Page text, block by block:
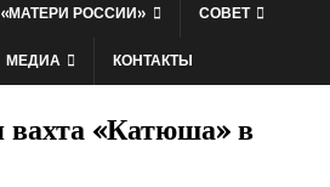
РОССИИ»
СОВЕТ
МЕДИА КОНТАКТЫ
вахта «Катюша» в